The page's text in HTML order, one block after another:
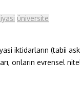
üniversite
iktidarların (tabii
onların evrensel